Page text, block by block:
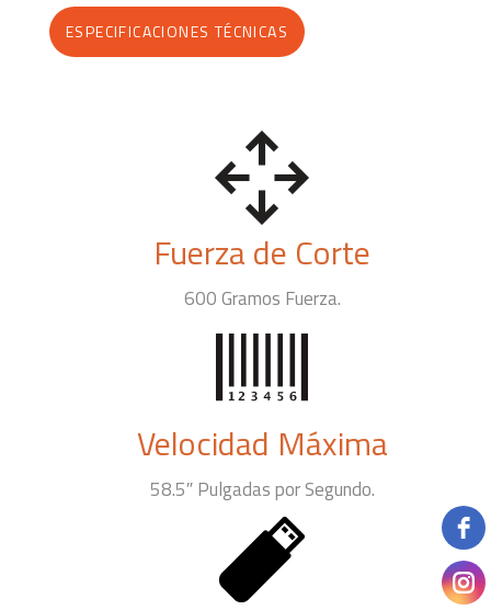
ESPECIFICACIONES TÉCNICAS
Fuerza de Corte
600 Gramos Fuerza.
Velocidad Máxima
58.5″ Pulgadas por Segundo.